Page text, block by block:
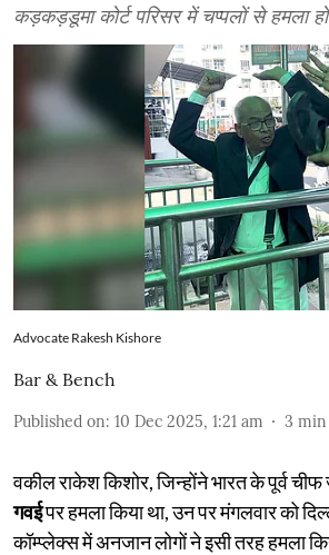
कड़कड़डूमा कोर्ट परिसर में चप्पलों से हमला
Advocate Rakesh Kishore
Bar & Bench
Published on: 10 Dec 2025, 1:21 am 3 min
वकील राकेश किशोर, जिन्होंने भारत के पूर्व
गवईपर हमला किया था, उन पर मंगलवार को
कॉम्प्लेक्स में अनजान लोगों ने इसी तरह हमला